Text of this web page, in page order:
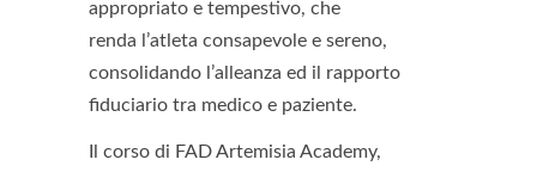
appropriato e tempestivo, che
renda l’atleta consapevole e sereno,
consolidando l’alleanza ed il rapporto
fiduciario tra medico e paziente.
Il corso di FAD Artemisia Academy,